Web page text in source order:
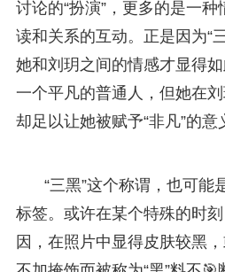
讨论的“扮演”，更多的是一
读和关系的互动。正是因为“
她和刘玥之间的情感才显得
一个平凡的普通人，但她在
却足以让她被赋予“非凡”的意
“三黑”这个称谓，也可能
标签。或许在某个特殊的时
因，在照片中显得皮肤较黑